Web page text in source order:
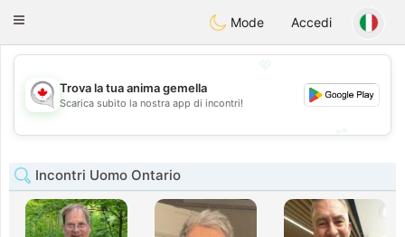
CANADIANchat
Toggle
Mode Accedi
💖
💕
Trova la tua anima gemella
Scarica subito la nostra app di incontri!
Incontri Uomo Ontario